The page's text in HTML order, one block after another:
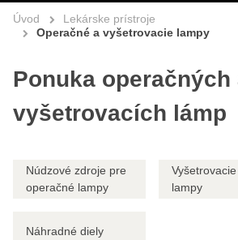
Úvod
Lekárske prístroje
Operačné a vyšetrovacie lampy
Ponuka operačných
vyšetrovacích lámp
Núdzové zdroje pre
operačné lampy
lampy
Náhradné diely